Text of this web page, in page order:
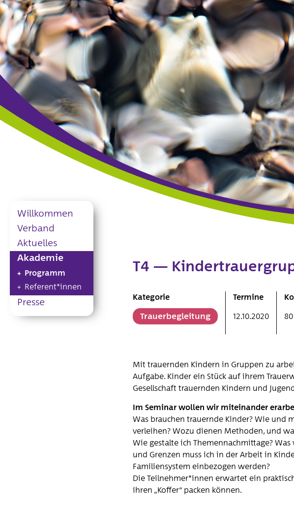
Willkommen
Verband
Aktuelles
Akademie
Programm
Referent*innen
Presse
Thüringer Hospiz- und Palliativverband –
T4 —
Kategorie
Trauerbegleitung
Termine
12.10.2020
Mit trauernden Kindern in Gruppen zu
Aufgabe. Kinder ein Stück auf ihrem
Gesellschaft trauernden Kindern und
Im Seminar wollen wir miteinander
Was brauchen trauernde Kinder? Wie und
verleihen? Wozu dienen Methoden, und
Wie gestalte ich Themennachmittage?
und Grenzen muss ich in der Arbeit in
Familiensystem einbezogen werden?
Die Teilnehmer*innen erwartet ein
ihren „Koffer“ packen können.